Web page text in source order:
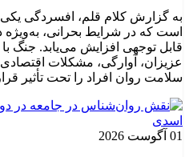
به گزارش کلام قلم، افسردگی یکی
است که در شرایط بحرانی،
قابل توجهی افزایش می‌یابد. جنگ با
عزیزان، آوارگی، مشکلات اقتصادی
سلامت روان افراد را تحت تأثیر
01 آگوست 2026